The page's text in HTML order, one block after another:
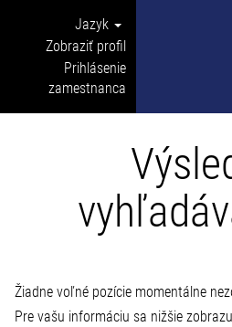
Jazyk
Zobraziť profil
Prihlásenie
zamestnanca
Žiadne voľné pozície momentálne
Pre vašu informáciu sa nižšie